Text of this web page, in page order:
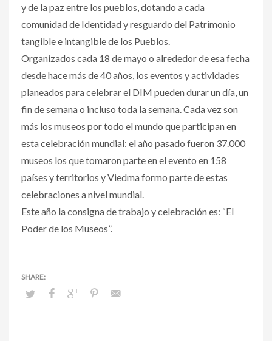
y de la paz entre los pueblos, dotando a cada
comunidad de Identidad y resguardo del Patrimonio
tangible e intangible de los Pueblos.
Organizados cada 18 de mayo o alrededor de esa fecha
desde hace más de 40 años, los eventos y actividades
planeados para celebrar el DIM pueden durar un día, un
fin de semana o incluso toda la semana. Cada vez son
más los museos por todo el mundo que participan en
esta celebración mundial: el año pasado fueron 37.000
museos los que tomaron parte en el evento en 158
países y territorios y Viedma formo parte de estas
celebraciones a nivel mundial.
Este año la consigna de trabajo y celebración es: “El
Poder de los Museos”.